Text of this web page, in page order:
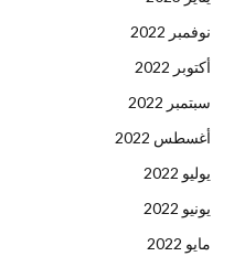
نوفمبر 2022
أكتوبر 2022
سبتمبر 2022
أغسطس 2022
يوليو 2022
يونيو 2022
مايو 2022